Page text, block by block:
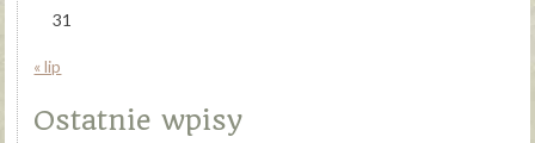
31
« lip
Ostatnie wpisy